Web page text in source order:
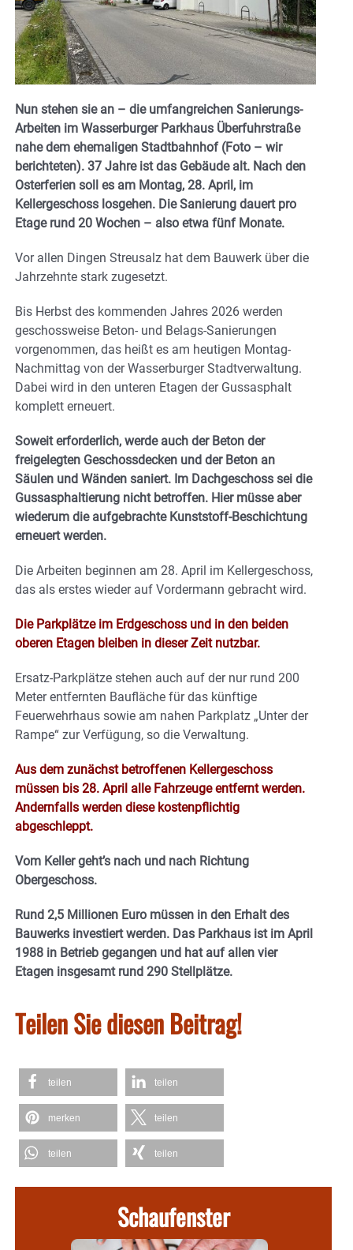
Nun stehen sie an – die umfangreichen Sanierungs-
Arbeiten im Wasserburger Parkhaus Überfuhrstraße
nahe dem ehemaligen Stadtbahnhof (Foto – wir
berichteten). 37 Jahre ist das Gebäude alt. Nach den
Osterferien soll es am Montag, 28. April, im
Kellergeschoss losgehen. Die Sanierung dauert pro
Etage rund 20 Wochen – also etwa fünf Monate.
Vor allen Dingen Streusalz hat dem Bauwerk über die
Jahrzehnte stark zugesetzt.
Bis Herbst des kommenden Jahres 2026 werden
geschossweise Beton- und Belags-Sanierungen
vorgenommen, das heißt es am heutigen Montag-
Nachmittag von der Wasserburger Stadtverwaltung.
Dabei wird in den unteren Etagen der Gussasphalt
komplett erneuert.
Soweit erforderlich, werde auch der Beton der
freigelegten Geschossdecken und der Beton an
Säulen und Wänden saniert. Im Dachgeschoss sei die
Gussasphaltierung nicht betroffen. Hier müsse aber
wiederum die aufgebrachte Kunststoff-Beschichtung
erneuert werden.
Die Arbeiten beginnen am 28. April im Kellergeschoss,
das als erstes wieder auf Vordermann gebracht wird.
Die Parkplätze im Erdgeschoss und in den beiden
oberen Etagen bleiben in dieser Zeit nutzbar.
Ersatz-Parkplätze stehen auch auf der nur rund 200
Meter entfernten Baufläche für das künftige
Feuerwehrhaus sowie am nahen Parkplatz „Unter der
Rampe“ zur Verfügung, so die Verwaltung.
Aus dem zunächst betroffenen Kellergeschoss
müssen bis 28. April alle Fahrzeuge entfernt werden.
Andernfalls werden diese kostenpflichtig
abgeschleppt.
Vom Keller geht’s nach und nach Richtung
Obergeschoss.
Rund 2,5 Millionen Euro müssen in den Erhalt des
Bauwerks investiert werden. Das Parkhaus ist im April
1988 in Betrieb gegangen und hat auf allen vier
Etagen insgesamt rund 290 Stellplätze.
Teilen Sie diesen Beitrag!
teilen teilen
merken teilen
teilen teilen
Schaufenster